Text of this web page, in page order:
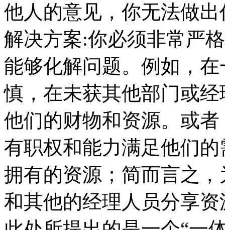
他人的意见，你无法做
解决方案:你必须非常严
能够化解问题。例如，
慎，在未获其他部门或
他们的财物和资源。或
有职权和能力满足他们
拥有的资源；简而言之
和其他的经理人员分享资